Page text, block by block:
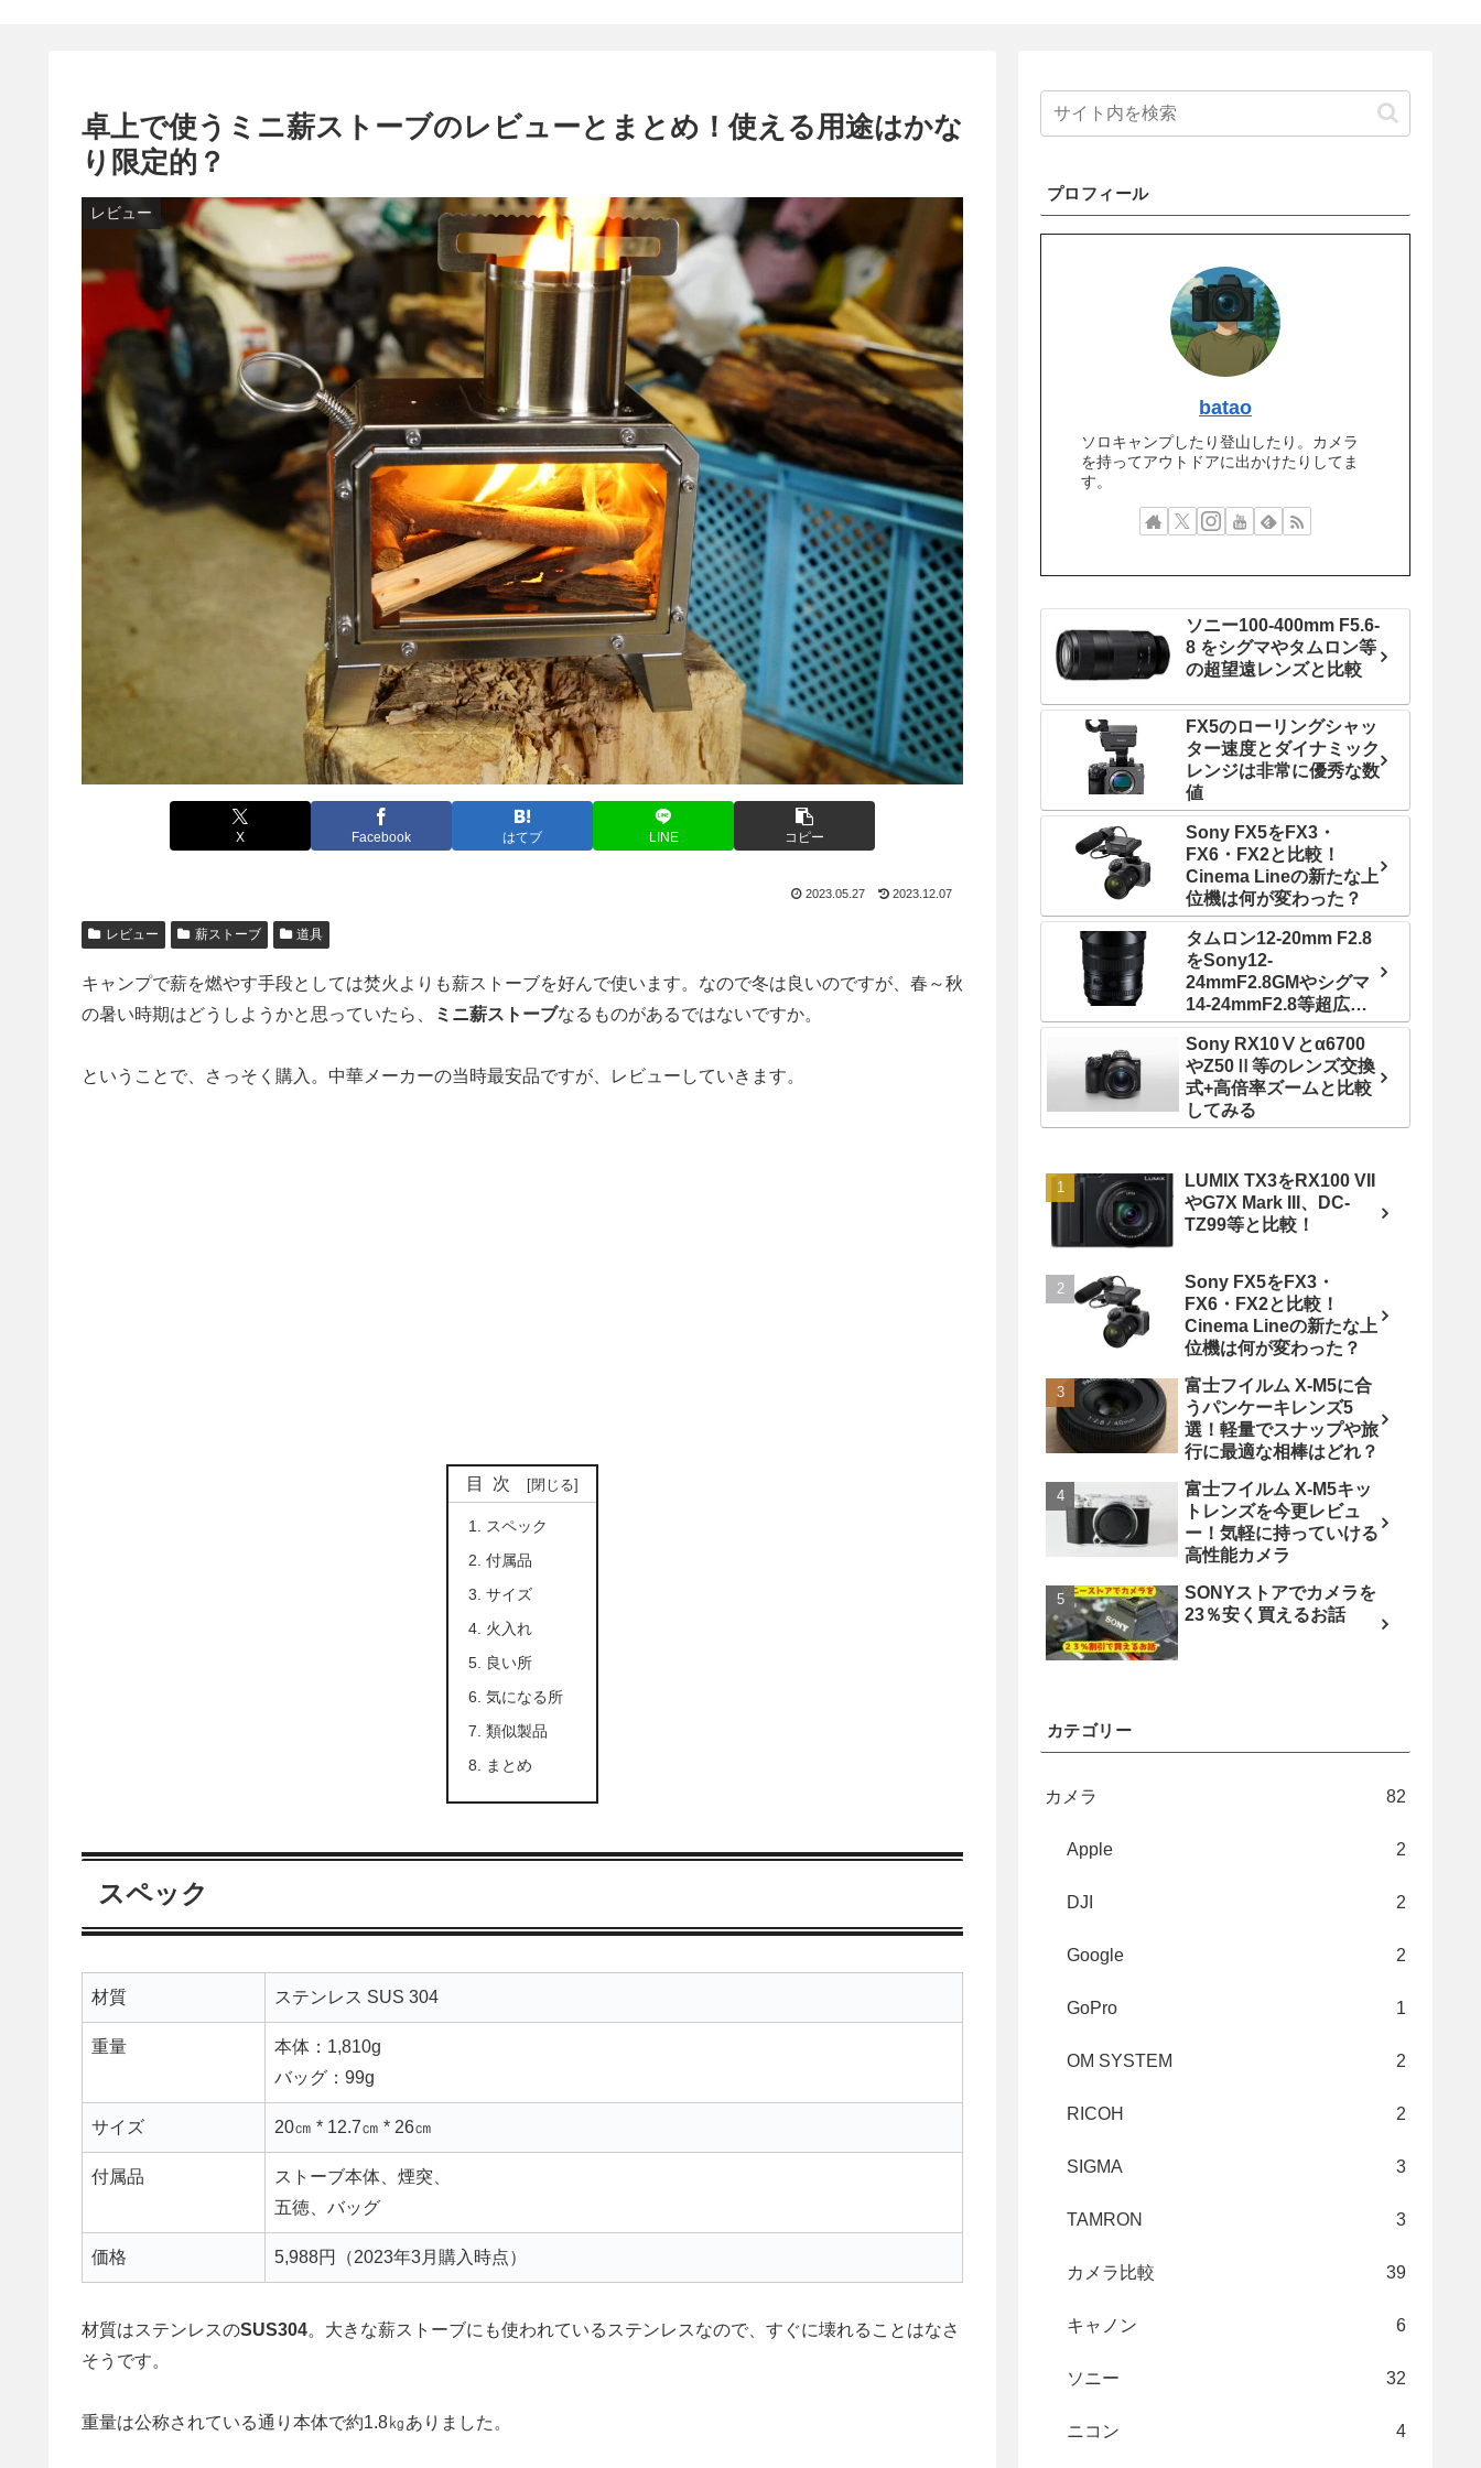
卓上で使うミニ薪ストーブのレビューとまとめ！使える用途はかな
り限定的？
レビュー
X Facebook はてブ LINE コピー
2023.05.27 2023.12.07
レビュー 薪ストーブ 道具
キャンプで薪を燃やす手段としては焚火よりも薪ストーブを好んで使います。なので冬は良いのですが、春～秋
の暑い時期はどうしようかと思っていたら、
ミニ薪ストーブなるものがあるではないですか。
ということで、さっそく購入。中華メーカーの当時最安品ですが、レビューしていきます。
目次
スペック
付属品
サイズ
火入れ
良い所
気になる所
類似製品
まとめ
スペック
材質 ステンレス SUS 304
重量
本体：1,810g
バッグ：99g
サイズ 20㎝ * 12.7㎝ * 26㎝
付属品
ストーブ本体、煙突、
五徳、バッグ
価格 5,988円（2023年3月購入時点）
材質はステンレスのSUS304。大きな薪ストーブにも使われているステンレスなので、すぐに壊れることはなさ
そうです。
重量は公称されている通り本体で約1.8㎏ありました。
プロフィール
batao
ソロキャンプしたり登山したり。カメラ
を持ってアウトドアに出かけたりしてま
す。
ソニー100-400mm F5.6-
8 をシグマやタムロン等
の超望遠レンズと比較
FX5のローリングシャッ
ター速度とダイナミック
レンジは非常に優秀な数
値
Sony FX5をFX3・
FX6・FX2と比較！
Cinema Lineの新たな上
位機は何が変わった？
タムロン12-20mm F2.8
をSony12-
24mmF2.8GMやシグマ
14-24mmF2.8等超広角
ズームレンズと比較！
Sony RX10Ⅴとα6700
やZ50Ⅱ等のレンズ交換
式+高倍率ズームと比較
してみる
LUMIX TX3をRX100 VII
やG7X Mark III、DC-
TZ99等と比較！
Sony FX5をFX3・
FX6・FX2と比較！
Cinema Lineの新たな上
位機は何が変わった？
富士フイルム X-M5に合
うパンケーキレンズ5
選！軽量でスナップや旅
行に最適な相棒はどれ？
富士フイルム X-M5キッ
トレンズを今更レビュ
ー！気軽に持っていける
高性能カメラ
SONYストアでカメラを
23％安く買えるお話
カテゴリー
カメラ 82
Apple 2
DJI 2
Google 2
GoPro 1
OM SYSTEM 2
RICOH 2
SIGMA 3
TAMRON 3
カメラ比較 39
キャノン 6
ソニー 32
ニコン 4